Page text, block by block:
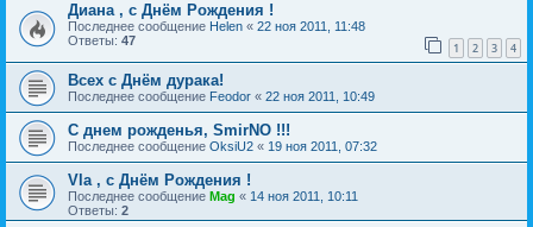
Диана , с Днём Рождения !
Последнее сообщение Helen « 22 ноя 2011, 11:48
Ответы: 47 1 2 3 4
Всех с Днём дурака!
Последнее сообщение Feodor « 22 ноя 2011, 10:49
C днем рожденья, SmirNO !!!
Последнее сообщение OksiU2 « 19 ноя 2011, 07:32
Vla , с Днём Рождения !
Последнее сообщение Mag « 14 ноя 2011, 10:11
Ответы: 2